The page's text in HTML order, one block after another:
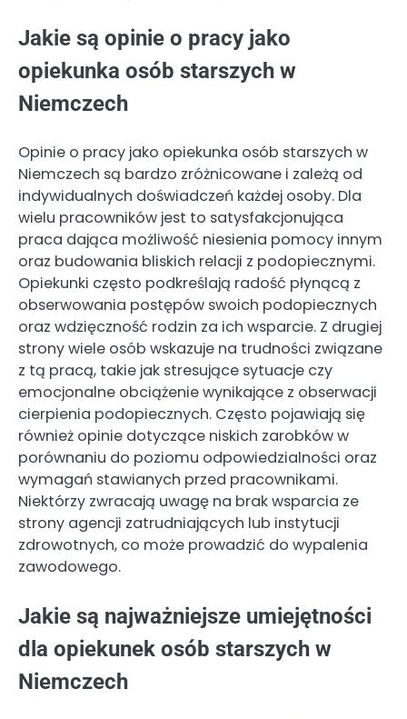
Jakie są opinie o pracy jako
opiekunka osób starszych w
Niemczech
Opinie o pracy jako opiekunka osób starszych w
Niemczech są bardzo zróżnicowane i zależą od
indywidualnych doświadczeń każdej osoby. Dla
wielu pracowników jest to satysfakcjonująca
praca dająca możliwość niesienia pomocy innym
oraz budowania bliskich relacji z podopiecznymi.
Opiekunki często podkreślają radość płynącą z
obserwowania postępów swoich podopiecznych
oraz wdzięczność rodzin za ich wsparcie. Z drugiej
strony wiele osób wskazuje na trudności związane
z tą pracą, takie jak stresujące sytuacje czy
emocjonalne obciążenie wynikające z obserwacji
cierpienia podopiecznych. Często pojawiają się
również opinie dotyczące niskich zarobków w
porównaniu do poziomu odpowiedzialności oraz
wymagań stawianych przed pracownikami.
Niektórzy zwracają uwagę na brak wsparcia ze
strony agencji zatrudniających lub instytucji
zdrowotnych, co może prowadzić do wypalenia
zawodowego.
Jakie są najważniejsze umiejętności
dla opiekunek osób starszych w
Niemczech